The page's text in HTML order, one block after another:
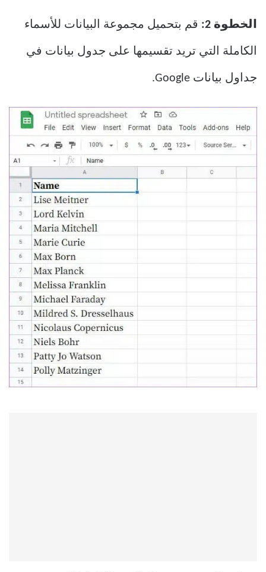
الخطوة 2: قم بتحميل مجموعة البيانات للأسماء
الكاملة التي تريد تقسيمها على جدول بيانات في
جداول بيانات Google.